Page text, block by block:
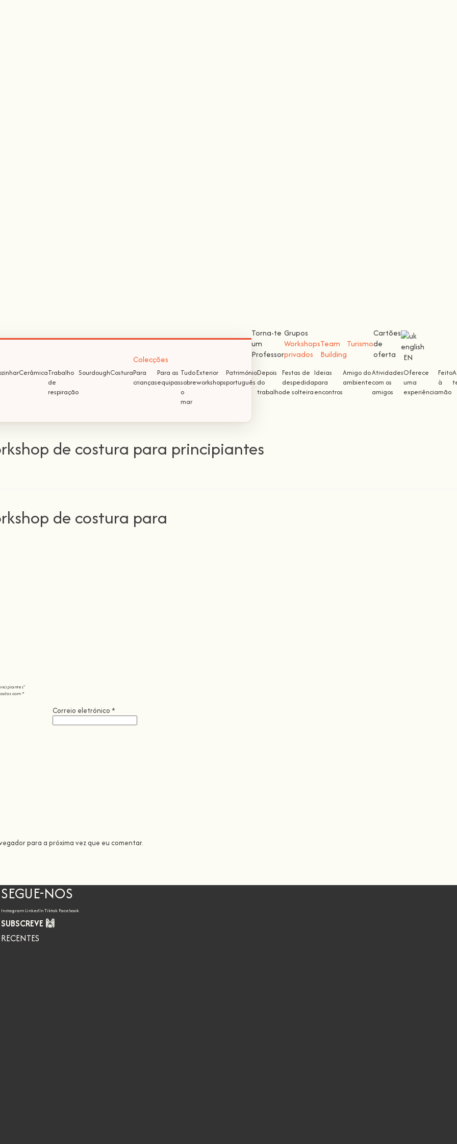
CerâmicaTrabalho
de
respiração
SourdoughCostura
Colecções
Para
crianças
Para as
equipas
Tudo
sobre
o
mar
Exterior
workshops
Património
português
Depois
do
trabalho
Festas de
despedida
de solteira
Ideias
para
encontros
Amigo do
ambiente
Atividades
com os
amigos
Oferece
uma
experiência
Feito
à
mão
Torna-te
um
Professor
Grupos
Workshops
privados
Team
Building
Turismo
Cartões
de
oferta
EN
de costura para principiantes
de costura para
com*
Correio eletrónico *
para a próxima vez que eu comentar.
SEGUE-NOS
Instagram LinkedInTiktok Facebook
SUBSCREVE 🙌
RECENTES